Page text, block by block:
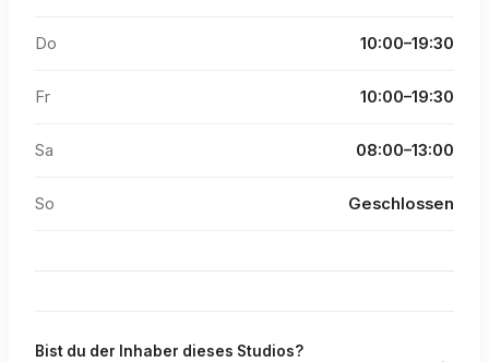
Do 10:00–19:30
Fr 10:00–19:30
Sa 08:00–13:00
So Geschlossen
Bist du der Inhaber dieses Studios?